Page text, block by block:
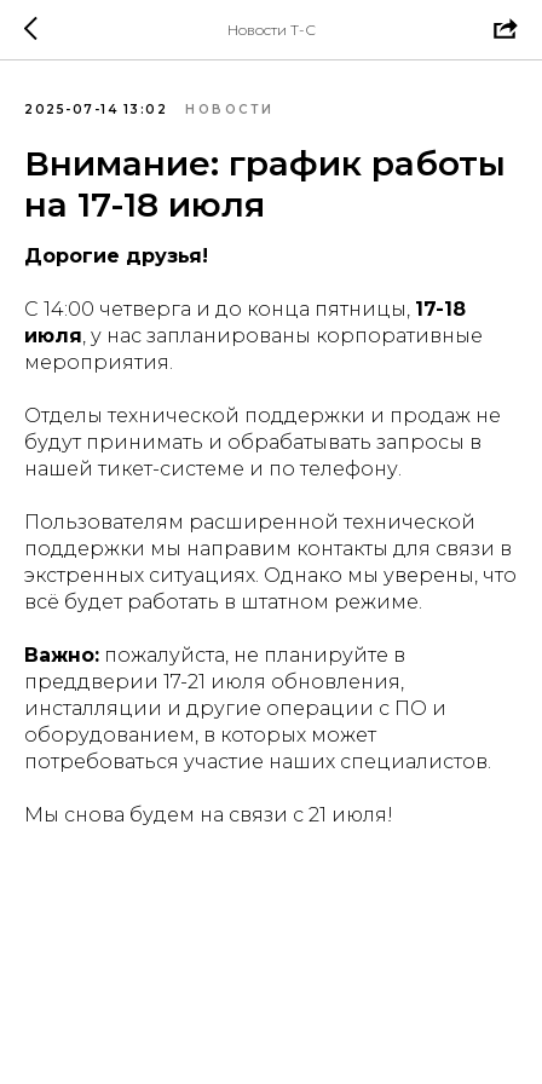
Новости Т-С
2025-07-14 13:02 НОВОСТИ
Внимание: график работы
на 17-18 июля
Дорогие друзья!
С 14:00 четверга и до конца пятницы, 17-18
июля, у нас запланированы корпоративные
мероприятия.
Отделы технической поддержки и продаж не
будут принимать и обрабатывать запросы в
нашей тикет-системе и по телефону.
Пользователям расширенной технической
поддержки мы направим контакты для связи в
экстренных ситуациях. Однако мы уверены, что
всё будет работать в штатном режиме.
Важно: пожалуйста, не планируйте в
преддверии 17-21 июля обновления,
инсталляции и другие операции с ПО и
оборудованием, в которых может
потребоваться участие наших специалистов.
Мы снова будем на связи с 21 июля!